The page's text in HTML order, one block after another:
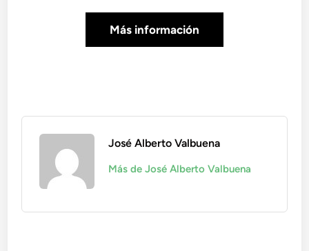
Más información
José Alberto Valbuena
Más de José Alberto Valbuena